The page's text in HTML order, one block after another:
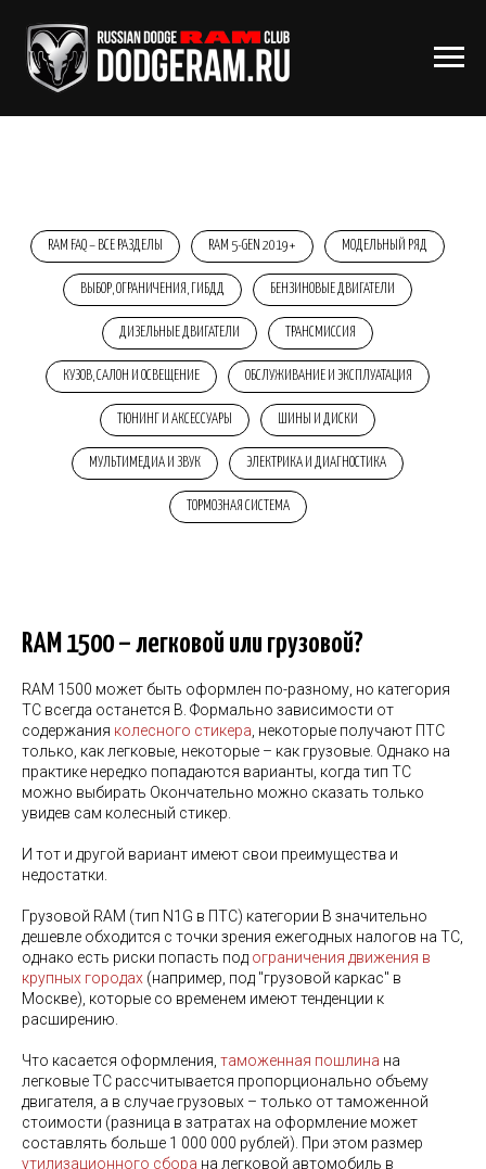
RAM FAQ – ВСЕ РАЗДЕЛЫ RAM 5-GEN 2019+ МОДЕЛЬНЫЙ РЯД
ВЫБОР, ОГРАНИЧЕНИЯ, ГИБДД БЕНЗИНОВЫЕ ДВИГАТЕЛИ
ДИЗЕЛЬНЫЕ ДВИГАТЕЛИ ТРАНСМИССИЯ
КУЗОВ, САЛОН И ОСВЕЩЕНИЕ ОБСЛУЖИВАНИЕ И ЭКСПЛУАТАЦИЯ
ТЮНИНГ И АКСЕССУАРЫ ШИНЫ И ДИСКИ
МУЛЬТИМЕДИА И ЗВУК ЭЛЕКТРИКА И ДИАГНОСТИКА
ТОРМОЗНАЯ СИСТЕМА
RAM 1500 – легковой или грузовой?
RAM 1500 может быть оформлен по-разному, но категория
ТС всегда останется В. Формально зависимости от
содержания колесного стикера , некоторые получают ПТС
только, как легковые, некоторые – как грузовые. Однако на
практике нередко попадаются варианты, когда тип ТС
можно выбирать Окончательно можно сказать только
увидев сам колесный стикер.
И тот и другой вариант имеют свои преимущества и
недостатки.
Грузовой RAM (тип N1G в ПТС) категории В значительно
дешевле обходится с точки зрения ежегодных налогов на ТС,
однако есть риски попасть под ограничения движения в
крупных городах (например, под "грузовой каркас" в
Москве), которые со временем имеют тенденции к
расширению.
Что касается оформления, таможенная пошлина на
легковые ТС рассчитывается пропорционально объему
двигателя, а в случае грузовых – только от таможенной
стоимости (разница в затратах на оформление может
составлять больше 1 000 000 рублей). При этом размер
утилизационного сбора на легковой автомобиль в